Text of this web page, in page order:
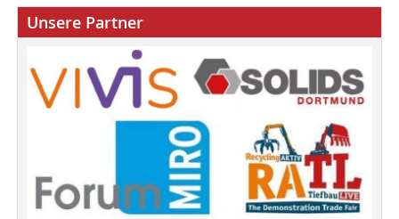
Unsere Partner